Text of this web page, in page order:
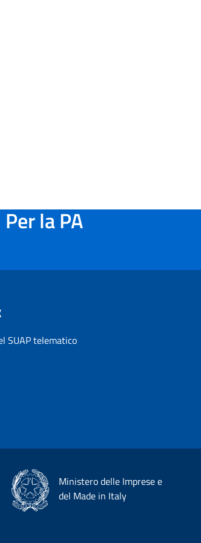
Per la PA
SUAP telematico
Ministero delle Imprese e
del Made in Italy